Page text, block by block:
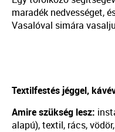
maradék nedvességet,
Vasalóval simára
Textilfestés jéggel,
Amire szükség lesz:
alapú), textil, rács,